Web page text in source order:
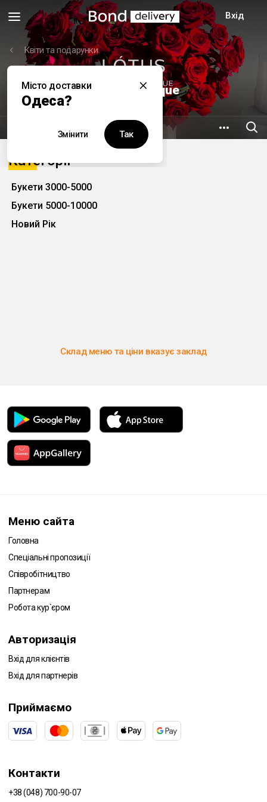
Місто доставки
Одеса?
Змінити Так
Вхід
Lotus Flower Boutique
6.3 км
Квіти та подарунки
Категорії
Букети 3000-5000
Букети 5000-10000
Новий Рік
Склад меню та ціни вказує заклад
Меню сайта
Головна
Спеціальні пропозиції
Співробітництво
Партнерам
Робота кур`єром
Авторизація
Вхід для клієнтів
Вхід для партнерів
Приймаємо
Контакти
+38 (048) 700-90-07